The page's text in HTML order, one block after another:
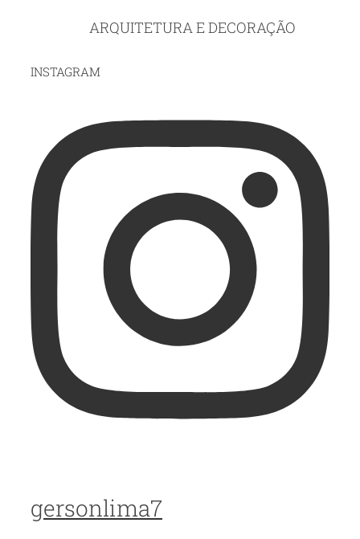
ARQUITETURA E DECORAÇÃO
INSTAGRAM
gersonlima7